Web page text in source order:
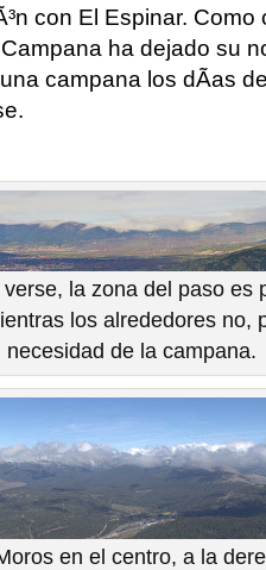
con El Espinar.
ha dejado su
campana los dÃ­as
la zona del paso es
los alrededores no,
necesidad de la campana.
en el centro, a la